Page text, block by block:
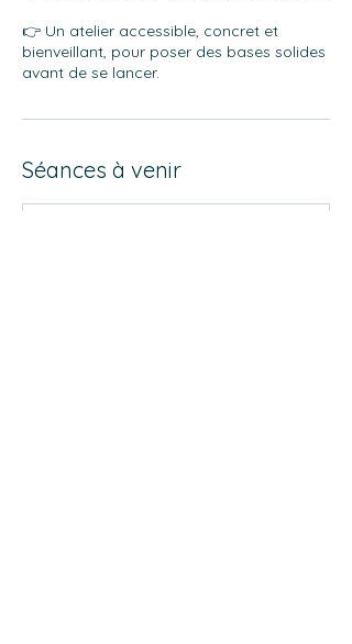
👉 Un atelier accessible, concret et
bienveillant, pour poser des bases solides
avant de se lancer.
Séances à venir